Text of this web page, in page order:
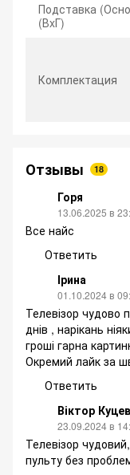
Подставка
(ВxГ)
Комплектация
Отзывы 18
Горя
13.06.2025 в
Все найс
Ответить
Ірина
01.10.2024 в
Телевізор чудово
днів , нарікань
гроші гарна
Окремий лайк за
Ответить
Віктор
23.09.2024 в
Телевізор
пульту без